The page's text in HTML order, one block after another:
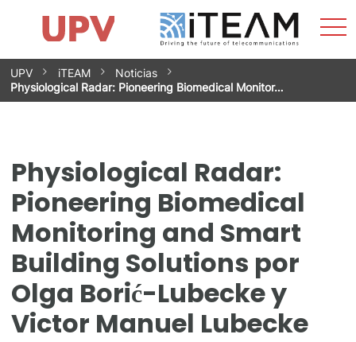
Saltar
contenido
Impacto
Grupos de investigación
Instalaciones
Spin-offs
Contacto
Prácticas
Noticias
Unidad de Igualdad
UPV iTEAM
Noticias
Physiological Radar: Pioneering Biomedical Monitor…
Physiological Radar:
Pioneering Biomedical
Monitoring and Smart
Building Solutions por
Olga Borić-Lubecke y
Victor Manuel Lubecke